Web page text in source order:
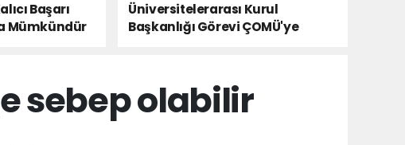
Başarı
Mümkündür
Üniversitelerarası Kurul
Başkanlığı Görevi ÇOMÜ'ye
sebep olabilir